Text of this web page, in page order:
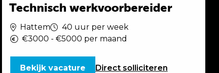
Technisch werkvoorbereider
Hattem
40 uur per week
€3000 - €5000 per maand
Direct solliciteren
Bekijk vacature